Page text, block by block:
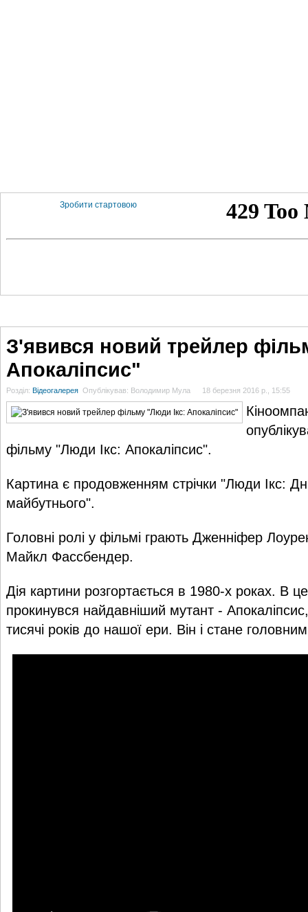
Зробити стартовою
З'явився новий трейлер
Апокаліпсис"
Розділ: Відеогалерея Опублікував: Володимир Мула 18 березня 2016 р., 15:55
фільму "Люди Ікс: Апокаліпсис".
Картина є продовженням стрічки "Люди Ікс:
майбутнього".
Головні ролі у фільмі грають Дженніфер
Майкл Фассбендер.
Дія картини розгортається в 1980-х роках. В
прокинувся найдавніший мутант -
тисячі років до нашої ери. Він і стане